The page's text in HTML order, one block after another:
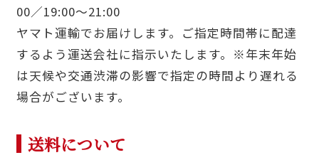
00／19:00〜21:00
ヤマト運輸でお届けします。ご指定時間帯に配達
するよう運送会社に指示いたします。※年末年始
は天候や交通渋滞の影響で指定の時間より遅れる
場合がございます。
送料について